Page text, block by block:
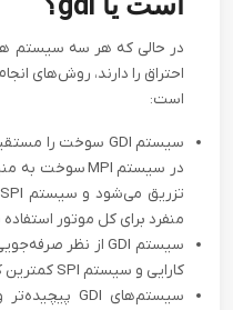
در حالی که هر سه سیستم
احتراق را دارند، روش‌های
است:
سیستم GDI سوخت را
در سیستم MPIسوخت به
تزریق می‌شود و سیستم SPI
منفرد برای کل موتور
سیستم GDI از نظر
کارایی و سیستم SPIکمترین
سیستم‌های GDI پیچیده‌تر